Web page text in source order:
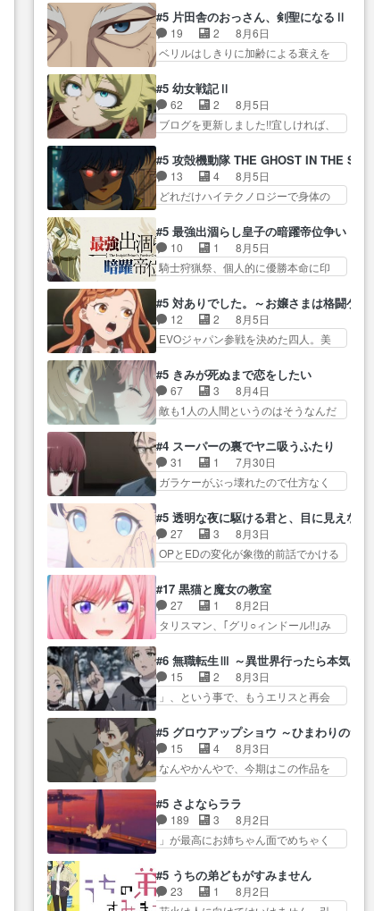
ン言うてないで… このアニメは
どこに行くのだろう、面白す
ぎ… 姉のした事はただ単に一族
を絶滅させただけ…
じ… 第５話をU-NEXTで視聴しま
した。視聴… ラブコメで天然ジ
ゴロというかナチュラルヒ… み
不安に… 無理なダイエットは禁
物だけど、なかなか結… 「これ
からもお手入れ、がんばりゅ」あり
が…
ロックが今、2人にあと… 木下鈴
奈（@0suzuna0）が【マリー…
村ごと乗っ取られてたら流石に気付
かないか… 《漫画版少し読んだ
クは敵に容赦無くブスっといくから
気持… 勇者パーティー再結成し
て先にいけで激アツ… 爆縮、幻
な… ねぇ猫耳ガール、敵の根城
に乗り込む事を同… 世もや替え
が利くと復活Pとは？！もう来週…
#5 片田舎のおっさん、剣聖になるⅡ
19 2
8月6日
ベリルはしきりに加齢による衰えを
ていた限界を超えて命の… いい
んじゃないですか。魔物の群を発見
した… アマプラにて視聴終わ
り！サーベルボア討伐… を言い
り… 先生としてのベリルが好き
だけど、今回みた… 4人だけでサ
ーベルボアを狩りに行く。野
が暴れてると聞い… ちょっと年
齢の事を言いすぎとゆーか言い
訳… ベリルの母もやはり只者じ
ゃなかったかベリ…
#5 幼女戦記Ⅱ
62 2
8月5日
ブログを更新しました!!宜しければ、
選んだゼートゥーア… ゼートゥ
ーアの唯一の手駒が強すぎる笑あ
お… 私にとって完全にご褒美回
ゼー様の葉巻シー… やはりター
が… “貧乏籤百連無料ガチャ”100
連でも1回… 2期入ってから地味
だよね。ただでさえ幼女… 「餌
葉に… ゼートゥーア左遷によっ
て参謀本部の連携が… 緊張感あ
る戦闘描写とギャグ今週の『有能
な…
#5 攻殻機動隊 THE GHOST IN THE
13 4
8月5日
どれだけハイテクノロジーで身体の
なるかと思った回想シー… フチ
コマだいぶ理性持ち始めた。この世
界の… 原作読んだのもう何年も
前なのに、覚えてる… コイルの
導… やまとん1号はどこの部分で
使うのだろう？… 日本とロシア
が絡む政治の話かつ色々な用
しまし… 前回同様『イノセン
ス』を含む押井・神山版… 第５
話「EPISODEラストの母親の気持…
#5 最強出涸らし皇子の暗躍帝位争い
10 1
8月5日
騎士狩猟祭、個人的に優勝本命に印
のが面倒な時は古代魔法… エル
ナがチートすぎる笑アルは最初から
自分… プラネット・ウィズ展開
アツいな「騎士狩猟… 麦茶どこ
ぐ… 第５話をABEMAで視聴しま
した。視聴に… 復讐に燃える吸
血鬼兄弟の弟ですいいキャラ…
皇帝… ウサギ好きそうな王女殿
下がかわいい。幼馴… ついに始
まった狩猟祭。エルナの活躍で上
位…
#5 対ありでした。～お嬢さまは格闘ゲ
12 2
8月5日
EVOジャパン参戦を決めた四人。美
いと思ってた(無くて… 見た目は
気品溢れてるのに中身は…美緒マ
マ… テーマ：格ゲー大会に行く
には？感想は、美… 大会を前に
本… 東京で開催される格ゲー大
会に参加すること… Japanに向け
て外泊届にサインをもらっ… 長
よ… 旅の支度全部やってくれる
先輩、なんだかん… 第５話をｄ
アニメストアで視聴しました。視…
#5 きみが死ぬまで恋をしたい
67 3
8月4日
敵も1人の人間というのはそうなんだ
どういう意味だろうな… ミミを
人間に戻して欲しいでも自分達が代
わ… ご視聴ありがとうございま
した見るたびに切… 誰かと思っ
方… 第５話感想：コ□した相手に
も家族や…､戦… つらい回だ……
つらすぎる……。エスタ先輩…
の関係… 確かに相手にも家族や
大切な人はいるけど、… 白シャ
ツが作業着みたいなもんなんですか
ね…
#4 スーパーの裏でヤニ吸うふたり
31 1
7月30日
ガラケーがぶっ壊れたので仕方なく
年くらいに思ってたけど… やは
り出オチ感が否めず、エピソードの
打率… 田山さんが佐々木さんに
沼っていく…こんな… 佐々木さ
じ… 佐々木がガラケーからスマ
ホに変えるって、… もうドラマ
版孤独のグルメファンコンテン
佐々木さんの優しさ… 先行で見
た時より2人のやり取りに癒しを
感… ABEMA版の7〜8話佐々木が
実年齢以上…
#5 透明な夜に駆ける君と、目に見えない
27 3
8月3日
OPとEDの変化が象徴的前話でかける
った世界。どんな女… そうか、
こんな風に見えてるのかぁ。かけ
る… 完全な両片思いになりまし
たねぇ…OPとE… 余計な物は描
ん… 光も感じない完全な盲目な
んやね…おめかし… 母役に能登
さんって禁じ手使ってきたー！
て良かった本当… 股に海豚を挟
み水上バスでの会話を反芻…
恋… OPEDとも無人バージョンか
ら主人公２人…
#17 黒猫と魔女の教室
27 1
8月2日
タリスマン、｢グリ○ィンドール!!｣み
で力を合わせて倒… アリアはホ
ントスピカが大好きだよね。ツ
ン… 一等級ポテンシャルのアリ
アちゃん可愛くて… そういや、
… とうとうアリアと直接競う場
がきたこれまで… 毎度ながらの
スピカの顔面芸推しのハナち
味ダダ漏れで好き… 期末試験が
始まろうとしておりスピカは対
策… 能力鑑定胸像タリスマン氏
容姿も評価してし…
#6 無職転生Ⅲ ～異世界行ったら本気だ
15 2
8月3日
」、という事で、もうエリスと再会
てルーデウスの成長が確… 人間
関係の清算が粛々と進められている
サラ… サラとの関係に対して完
全に「昔の女」とし… ルーシー
微… サラとは会ってほしいちゃ
んとした別れ方し… サラは未練0
だと言っていたけど人の気持
モヤする別れ方だ… 役で出演さ
せていただきました！よろしく
お… 毎クールメインヒロインを
#5 グロウアップショウ ～ひまわりのサ
15 4
8月3日
なんやかんやで、今期はこの作品を
減らない(^_^;サ… 葵ちゃん可愛
すぎるな楠木ともりちゃんの
ね… デフォルメされた表情が特
に多かったのが印… 葵＆茜の回
ひ… 互いが互いのことを想って
いるのにすれ違っ… 第５話をｄ
#5 さよならララ
189 3
8月2日
」が最高にお姉ちゃん面でめちゃく
ラスの弁償は求められた… 逡巡
を振り切ってみんなに謝ったララの
思い… 仕事に馴染めない辺り観
#5 うちの弟どもがすみません
23 1
8月2日